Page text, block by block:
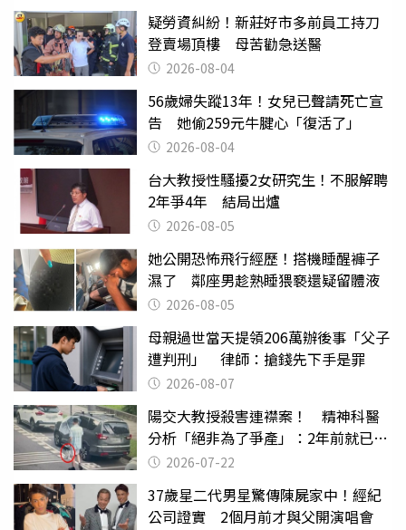
疑勞資糾紛！新莊好市多前員工持刀
登賣場頂樓 母苦勸急送醫
2026-08-04
56歲婦失蹤13年！女兒已聲請死亡宣
告 她偷259元牛腱心「復活了」
2026-08-04
台大教授性騷擾2女研究生！不服解聘
2年爭4年 結局出爐
2026-08-05
她公開恐怖飛行經歷！搭機睡醒褲子
濕了 鄰座男趁熟睡猥褻還疑留體液
2026-08-05
母親過世當天提領206萬辦後事「父子
遭判刑」 律師：搶錢先下手是罪
2026-08-07
陽交大教授殺害連襟案！ 精神科醫
分析「絕非為了爭產」：2年前就已言
行詭異
2026-07-22
37歲星二代男星驚傳陳屍家中！經紀
公司證實 2個月前才與父開演唱會